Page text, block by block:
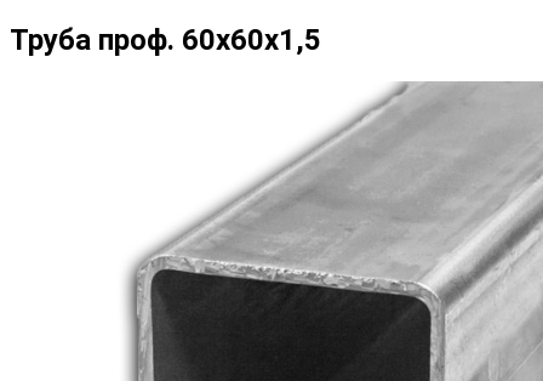
Труба проф. 60х60х1,5